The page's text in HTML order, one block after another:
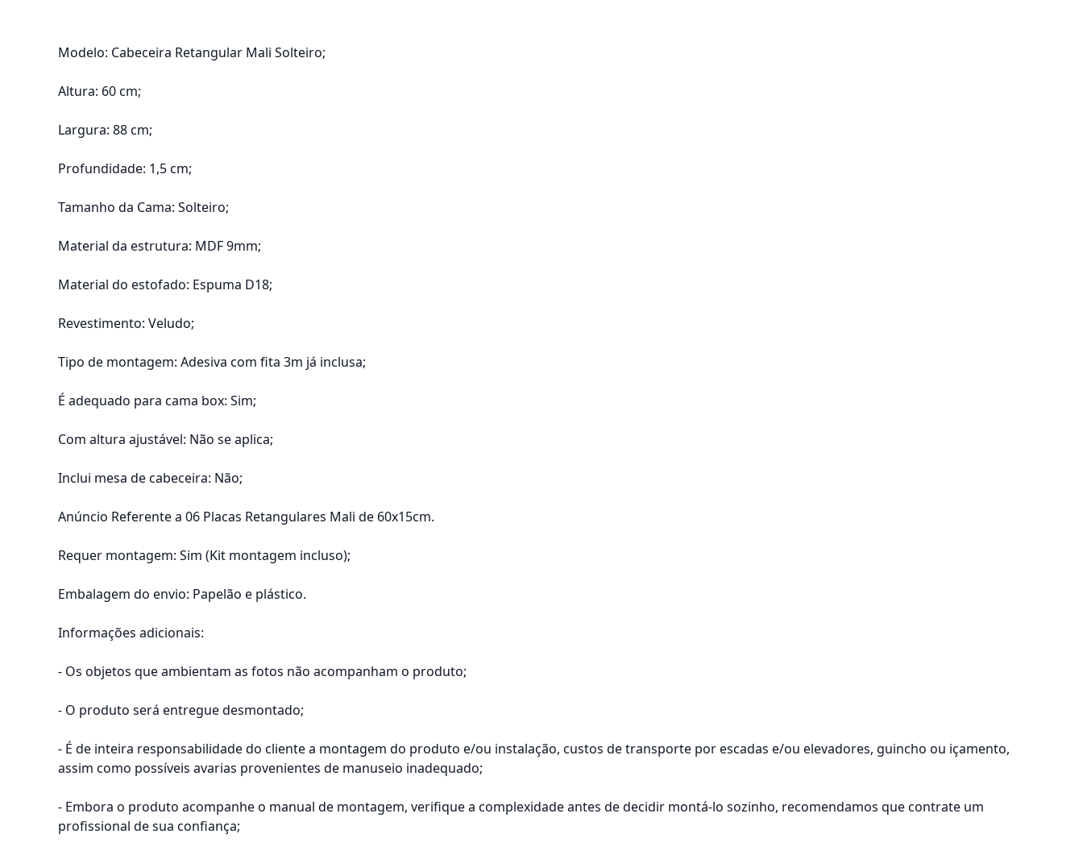
Modelo: Cabeceira Retangular Mali Solteiro;
Altura: 60 cm;
Largura: 88 cm;
Profundidade: 1,5 cm;
Tamanho da Cama: Solteiro;
Material da estrutura: MDF 9mm;
Material do estofado: Espuma D18;
Revestimento: Veludo;
Tipo de montagem: Adesiva com fita 3m já inclusa;
É adequado para cama box: Sim;
Com altura ajustável: Não se aplica;
Inclui mesa de cabeceira: Não;
Anúncio Referente a 06 Placas Retangulares Mali de 60x15cm.
Requer montagem: Sim (Kit montagem incluso);
Embalagem do envio: Papelão e plástico.
Informações adicionais:
- Os objetos que ambientam as fotos não acompanham o produto;
- O produto será entregue desmontado;
- É de inteira responsabilidade do cliente a montagem do produto e/ou instalação, custos de transporte por escadas e/ou elevadores, guincho ou içamento,
assim como possíveis avarias provenientes de manuseio inadequado;
- Embora o produto acompanhe o manual de montagem, verifique a complexidade antes de decidir montá-lo sozinho, recomendamos que contrate um
profissional de sua confiança;